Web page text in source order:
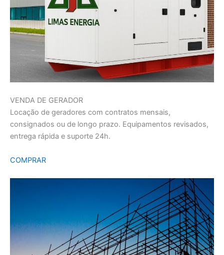
VENDA DE GERADOR
Locação de geradores com contratos mensais,
consignados ou de longo prazo. Equipamentos revisados,
entrega rápida e suporte 24h.
COMPRAR